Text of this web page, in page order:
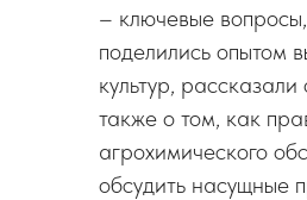
– ключевые
поделились опытом
культур,
также о том, как
агрохимического
обсудить насущные